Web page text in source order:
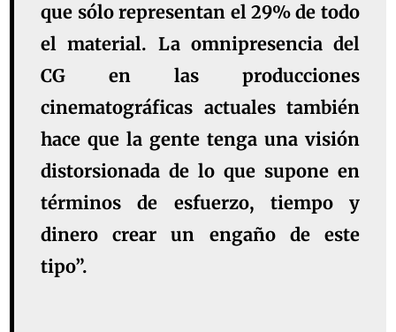
que sólo representan el 29% de todo
el material. La omnipresencia del
CG en las producciones
cinematográficas actuales también
hace que la gente tenga una visión
distorsionada de lo que supone en
términos de esfuerzo, tiempo y
dinero crear un engaño de este
tipo”.